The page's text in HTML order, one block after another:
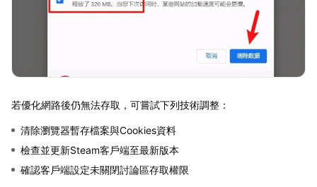
若優化網路後仍無法存取，可嘗試下列技術調整：
清除瀏覽器暫存檔案與Cookies資料
檢查並更新Steam客戶端至最新版本
確認客戶端設定未關閉討論區存取權限